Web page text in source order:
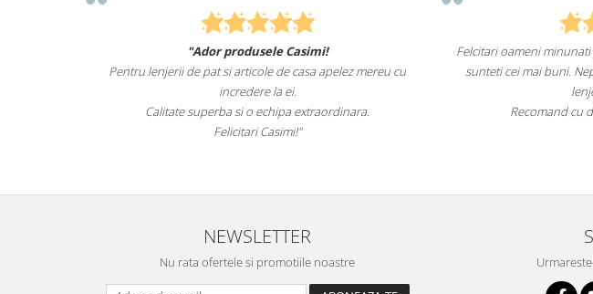
"Ador produsele Casimi!
lenjerii de pat si articole de casa apelez mereu cu
Calitate superba si o echipa extraordinara.
Felcitari oameni minunati pentru produsele pe
sunteti cei mai buni. Nepotii mei au fost tare
Recomand cu drag si increde Casimi.ro
NEWSLETTER
Nu rata ofertele si promotiile noastre